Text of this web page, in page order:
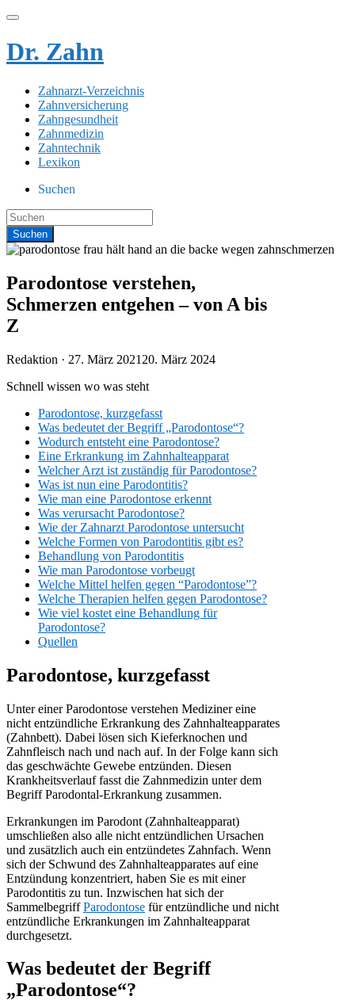
Dr. Zahn
Zahnarzt-Verzeichnis
Zahnversicherung
Zahngesundheit
Zahnmedizin
Zahntechnik
Lexikon
Suchen
Parodontose verstehen,
Schmerzen entgehen – von A bis
Z
Redaktion · Veröffentlicht
27. März 2021 20. März 2024
Schnell wissen wo was steht
Parodontose, kurzgefasst
Was bedeutet der Begriff „Parodontose“?
Wodurch entsteht eine Parodontose?
Eine Erkrankung im Zahnhalteapparat
Welcher Arzt ist zuständig für Parodontose?
Was ist nun eine Parodontitis?
Wie man eine Parodontose erkennt
Was verursacht Parodontose?
Wie der Zahnarzt Parodontose untersucht
Welche Formen von Parodontitis gibt es?
Behandlung von Parodontitis
Wie man Parodontose vorbeugt
Welche Mittel helfen gegen “Parodontose”?
Welche Therapien helfen gegen Parodontose?
Wie viel kostet eine Behandlung für
Parodontose?
Quellen
Parodontose, kurzgefasst
Unter einer Parodontose verstehen Mediziner eine
nicht entzündliche Erkrankung des Zahnhalteapparates
(Zahnbett). Dabei lösen sich Kieferknochen und
Zahnfleisch nach und nach auf. In der Folge kann sich
das geschwächte Gewebe entzünden. Diesen
Krankheitsverlauf fasst die Zahnmedizin unter dem
Begriff Parodontal-Erkrankung zusammen.
Erkrankungen im Parodont (Zahnhalteapparat)
umschließen also alle nicht entzündlichen Ursachen
und zusätzlich auch ein entzündetes Zahnfach. Wenn
sich der Schwund des Zahnhalteapparates auf eine
Entzündung konzentriert, haben Sie es mit einer
Parodontitis zu tun. Inzwischen hat sich der
SammelbegriffParodontose für entzündliche und nicht
entzündliche Erkrankungen im Zahnhalteapparat
durchgesetzt.
Was bedeutet der Begriff
„Parodontose“?